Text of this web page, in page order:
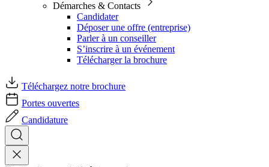
Démarches & Contacts
Candidater
Déposer une offre (entreprise)
Parler à un conseiller
S’inscrire à un événement
Télécharger la brochure
Téléchargez notre brochure
Portes ouvertes
Candidature